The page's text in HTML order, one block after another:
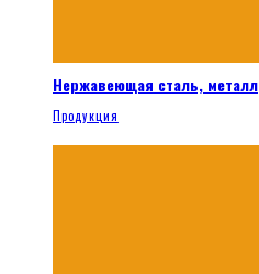
Нержавеющая сталь, металл
Продукция